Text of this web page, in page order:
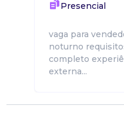
Presencial
vaga para
noturno
completo
externa...